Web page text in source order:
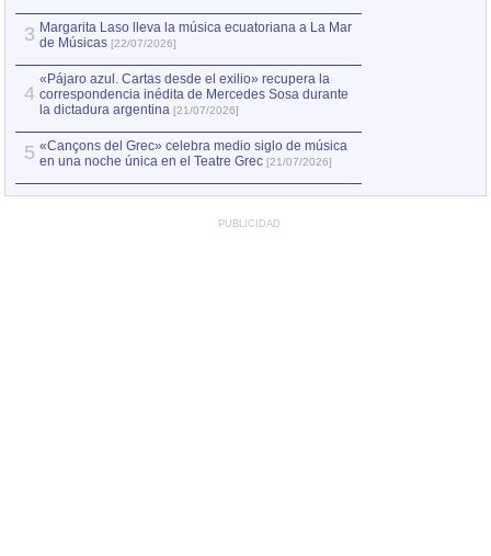
3 Margarita Laso lleva la música ecuatoriana a La Mar
de Músicas [22/07/2026]
4
«Pájaro azul. Cartas desde el exilio» recupera la
correspondencia inédita de Mercedes Sosa durante
la dictadura argentina [21/07/2026]
5 «Cançons del Grec» celebra medio siglo de música
en una noche única en el Teatre Grec [21/07/2026]
PUBLICIDAD